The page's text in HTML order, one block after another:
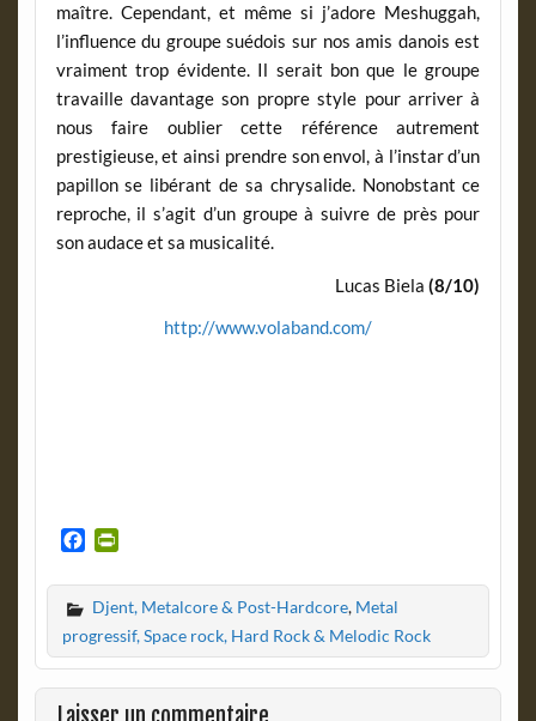
maître. Cependant, et même si j’adore Meshuggah,
l’influence du groupe suédois sur nos amis danois est
vraiment trop évidente. Il serait bon que le groupe
travaille davantage son propre style pour arriver à
nous faire oublier cette référence autrement
prestigieuse, et ainsi prendre son envol, à l’instar d’un
papillon se libérant de sa chrysalide. Nonobstant ce
reproche, il s’agit d’un groupe à suivre de près pour
son audace et sa musicalité.
Lucas Biela(8/10)
http://www.volaband.com/
c
e
b
o
o
k
i
n
t
F
r
i
Djent, Metalcore & Post-Hardcore, Metal
progressif, Space rock, Hard Rock & Melodic Rock